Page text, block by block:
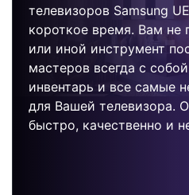
телевизоров Samsung
короткое время. Вам не
или иной инструмент
мастеров всегда с
инвентарь и все самые
для Вашей телевизора.
быстро, качественно и